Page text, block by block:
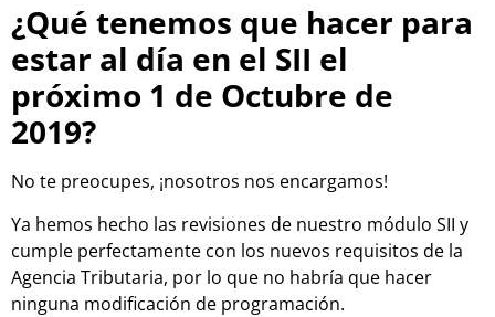
¿Qué tenemos que hacer para
estar al día en el SII el
próximo 1 de Octubre de
2019?
No te preocupes, ¡nosotros nos encargamos!
Ya hemos hecho las revisiones de nuestro módulo SII y
cumple perfectamente con los nuevos requisitos de la
Agencia Tributaria, por lo que no habría que hacer
ninguna modificación de programación.